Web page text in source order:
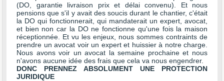
(DO, garantie livraison prix et délai convenu). Et nous
pensions que s'il y avait des soucis durant le chantier, c'était
la DO qui fonctionnerait, qui mandaterait un expert, avocat,
et bien non car la DO ne fonctionne qu'une fois la maison
réceptionnée. Et vu les enjeux, nous sommes contraints de
prendre un avocat voir un expert et huissier à notre charge.
Nous avons voir un avocat la semaine prochaine et nous
n'avons aucune idée des frais que cela va nous engendrer.
DONC PRENNEZ ABSOLUMENT UNE PROTECTION
JURIDIQUE